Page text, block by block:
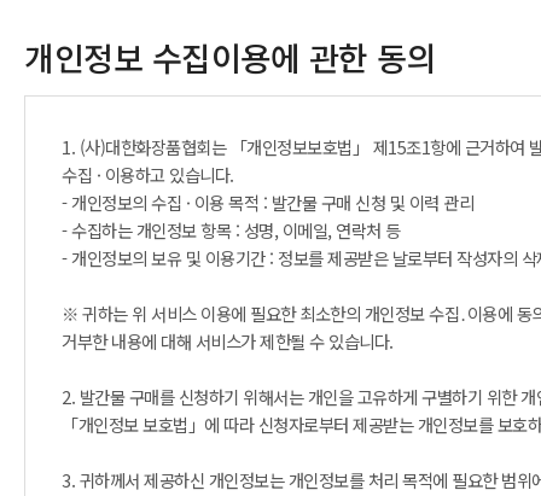
개인정보 수집이용에 관한 동의
1. (사)대한화장품협회는 「개인정보보호법」 제15조1항에 근거하여
수집 · 이용하고 있습니다.
- 개인정보의 수집 · 이용 목적 : 발간물 구매 신청 및 이력 관리
- 수집하는 개인정보 항목 : 성명, 이메일, 연락처 등
- 개인정보의 보유 및 이용기간 : 정보를 제공받은 날로부터 작성자의
※ 귀하는 위 서비스 이용에 필요한 최소한의 개인정보 수집․이용에 동
거부한 내용에 대해 서비스가 제한될 수 있습니다.
2. 발간물 구매를 신청하기 위해서는 개인을 고유하게 구별하기 위한
「개인정보 보호법」에 따라 신청자로부터 제공받는 개인정보를 보호
3. 귀하께서 제공하신 개인정보는 개인정보를 처리 목적에 필요한 범